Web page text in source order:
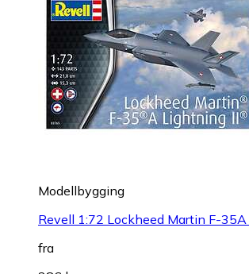
Modellbygging
Revell 1:72 Lockheed Martin F-
fra